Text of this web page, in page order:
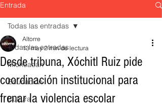
Entrada
Todas las entradas
Michoacán
Educación
Cultura
Todas las entradas
Desde tribuna, Xóchitl Ruiz pide
coordinación institucional para
frenar la violencia escolar
Altorre
13 may 2 min de lectura